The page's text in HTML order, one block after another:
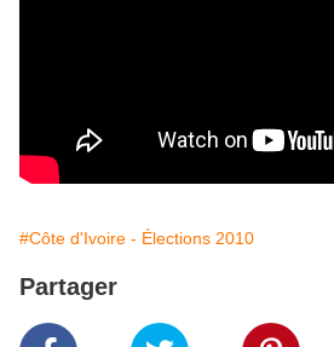
#Côte d'Ivoire - Élections 2010
Partager